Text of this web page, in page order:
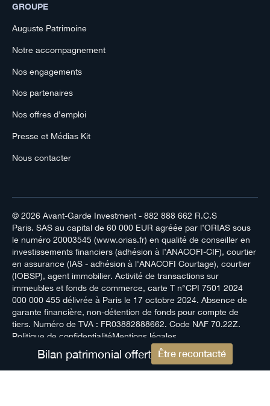
GROUPE
Auguste Patrimoine
Notre accompagnement
Nos engagements
Nos partenaires
Nos offres d’emploi
Presse et Médias Kit
Nous contacter
© 2026 Avant-Garde Investment- 882 888 662 R.C.S
Paris. SAS au capital de 60 000 EUR agréée par l’ORIAS sous
le numéro 20003545 (www.orias.fr) en qualité de conseiller en
investissements financiers (adhésion à l’ANACOFI-CIF), courtier
en assurance (IAS - adhésion à l'ANACOFI Courtage), courtier
(IOBSP), agent immobilier. Activité de transactions sur
immeubles et fonds de commerce, carte T n°CPI 7501 2024
000 000 455 délivrée à Paris le 17 octobre 2024. Absence de
garante financière, non-détention de fonds pour compte de
tiers. Numéro de TVA : FR03882888662. Code NAF 70.22Z.
Politique de confidentialitéMentions légales
Bilan patrimonial offert Être recontacté